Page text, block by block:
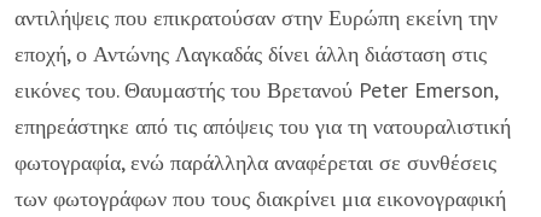
αντιλήψεις που επικρατούσαν στην Ευρώπη εκείνη την
εποχή, ο Αντώνης Λαγκαδάς δίνει άλλη διάσταση στις
εικόνες του. Θαυμαστής του Βρετανού Peter Emerson,
επηρεάστηκε από τις απόψεις του για τη νατουραλιστική
φωτογραφία, ενώ παράλληλα αναφέρεται σε συνθέσεις
των φωτογράφων που τους διακρίνει μια εικονογραφική